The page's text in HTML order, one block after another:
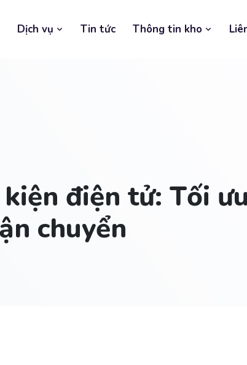
Dịch vụ Tin tức Thông tin kho
điện tử: Tối ưu
chuyển